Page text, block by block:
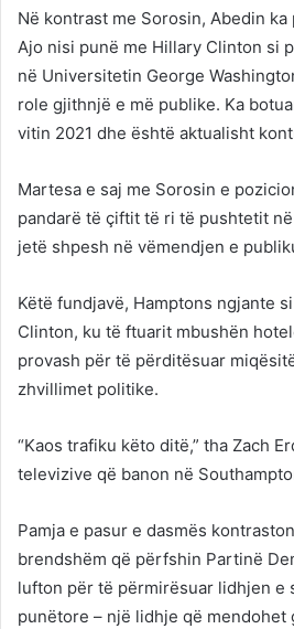
Në kontrast me Sorosin, Abedin
Ajo nisi punë me Hillary Clinton si
në Universitetin George
role gjithnjë e më publike. Ka
vitin 2021 dhe është aktualisht
Martesa e saj me Sorosin e
pandarë të çiftit të ri të pushtetit
jetë shpesh në vëmendjen e
Këtë fundjavë, Hamptons ngjante
Clinton, ku të ftuarit mbushën
provash për të përditësuar
zhvillimet politike.
“Kaos trafiku këto ditë,” tha Zach
televizive që banon në
Pamja e pasur e dasmës
brendshëm që përfshin Partinë
lufton për të përmirësuar lidhjen e
punëtore – një lidhje që mendohet